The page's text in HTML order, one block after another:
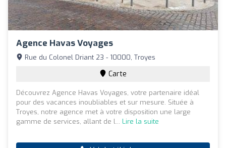
Agence Havas Voyages
Rue du Colonel Driant 23 - 10000, Troyes
Carte
Découvrez Agence Havas Voyages, votre partenaire idéal
pour des vacances inoubliables et sur mesure. Située à
Troyes, notre agence met à votre disposition une large
gamme de services, allant de l... Lire la suite